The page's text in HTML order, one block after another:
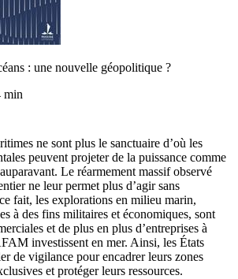
: une nouvelle géopolitique ?
min
ne sont plus le sanctuaire d’où les
peuvent projeter de la puissance comme
Le réarmement massif observé
ne leur permet plus d’agir sans
fait, les explorations en milieu marin,
à des fins militaires et économiques, sont
et de plus en plus d’entreprises à
investissent en mer. Ainsi, les États
de vigilance pour encadrer leurs zones
et protéger leurs ressources.